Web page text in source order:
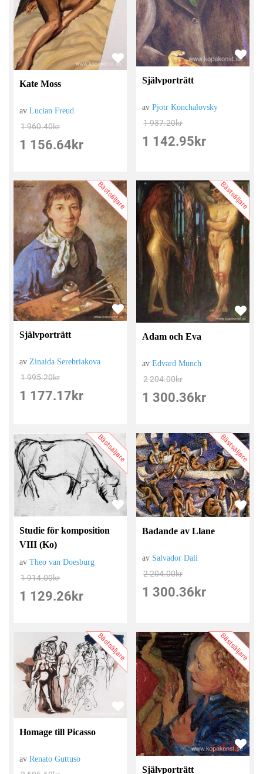
Kate Moss
avLucian Freud
1 960.40kr
1 156.64 kr
Självporträtt
avPjotr ​​Konchalovsky
1 937.20kr
1 142.95 kr
Bästsäljare
Självporträtt
avZinaida Serebriakova
1 995.20kr
1 177.17 kr
Bästsäljare
Adam och Eva
avEdvard Munch
2 204.00kr
1 300.36 kr
Bästsäljare
Studie för komposition
VIII (Ko)
avTheo van Doesburg
1 914.00kr
1 129.26 kr
Bästsäljare
Badande av Llane
av Salvador Dali
2 204.00kr
1 300.36 kr
Bästsäljare
Homage till Picasso
avRenato Guttuso
Bästsäljare
Självporträtt